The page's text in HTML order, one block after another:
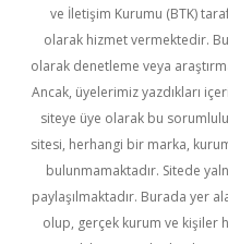
ve İletişim Kurumu (BTK)
olarak hizmet vermektedir.
olarak denetleme veya
Ancak, üyelerimiz yazdıkları
siteye üye olarak bu
sitesi, herhangi bir marka,
bulunmamaktadır. Sitede
paylaşılmaktadır. Burada yer
olup, gerçek kurum ve kişiler